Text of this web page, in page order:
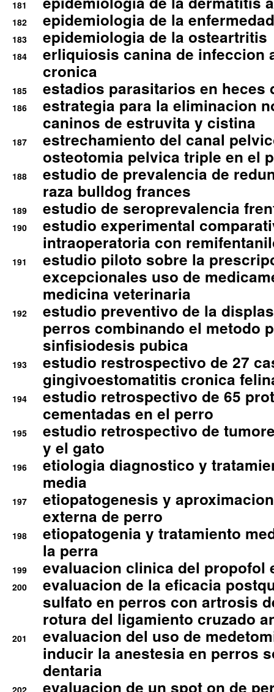
181
182 epidemiologia de la
183 epidemiologia de la osteartritis
184
erliquiosis canina de infeccion
cronica
185 estadios parasitarios en heces
186
estrategia para la eliminacion
caninos de estruvita y cistina
187
estrechamiento del canal
osteotomia pelvica triple en el
188
estudio de prevalencia de
raza bulldog frances
189 estudio de seroprevalencia
190
estudio experimental
intraoperatoria con
191
estudio piloto sobre la
excepcionales uso de
medicina veterinaria
192
estudio preventivo de la
perros combinando el metodo
sinfisiodesis pubica
193
estudio restrospectivo de 27
gingivoestomatitis cronica
194
estudio retrospectivo de 65
cementadas en el perro
195
estudio retrospectivo de
y el gato
196
etiologia diagnostico y
media
197
etiopatogenesis y
externa de perro
198
etiopatogenia y tratamiento
la perra
199 evaluacion clinica del propofol
200
evaluacion de la eficacia
sulfato en perros con artrosis
rotura del ligamiento cruzado
201
evaluacion del uso de
inducir la anestesia en perros
dentaria
evaluacion de un spot on de